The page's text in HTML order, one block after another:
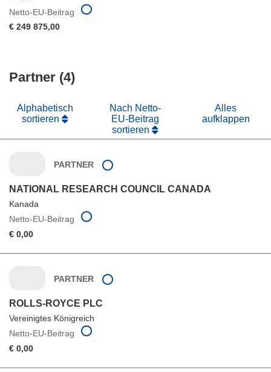
Netto-EU-Beitrag
€ 249 875,00
Partner (4)
Alphabetisch
sortieren
Nach Netto-
EU-Beitrag
sortieren
Alles
aufklappen
PARTNER
NATIONAL RESEARCH COUNCIL CANADA
Kanada
Netto-EU-Beitrag
€ 0,00
PARTNER
ROLLS-ROYCE PLC
Vereinigtes Königreich
Netto-EU-Beitrag
€ 0,00